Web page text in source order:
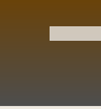
Formulari de